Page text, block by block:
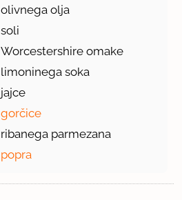
olivnega olja
soli
Worcestershire omake
limoninega soka
jajce
gorčice
ribanega parmezana
popra